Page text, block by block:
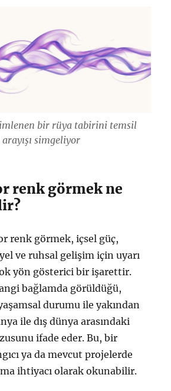
bir rüya tabirini temsil
simgeliyor
renk görmek ne
renk görmek, içsel güç,
ve ruhsal gelişim için uyarı
yön gösterici bir işarettir.
bağlamda görüldüğü,
durumu ile yakından
ile dış dünya arasındaki
ifade eder. Bu, bir
ya da mevcut projelerde
ihtiyacı olarak okunabilir.